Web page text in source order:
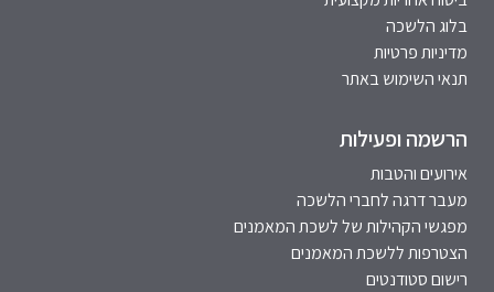
בלוג הלשכה
מדיניות פרטיות
תנאי השימוש באתר
הרשמה ופעילות
אירועים והטבות
מעבר דרגה לחברי הלשכה
מפגשי הקהילות של לשכת המאמנים
הצטרפות ללשכת המאמנים
רישום סטודנטים